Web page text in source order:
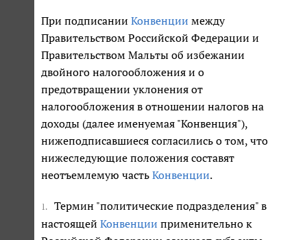
При подписании Конвенции между
Правительством Российской Федерации и
Правительством Мальты об избежании
двойного налогообложения и о
предотвращении уклонения от
налогообложения в отношении налогов на
доходы (далее именуемая "Конвенция"),
нижеподписавшиеся согласились о том, что
нижеследующие положения составят
неотъемлемую часть Конвенции.
1.
Термин "политические подразделения" в
настоящей Конвенции применительно к